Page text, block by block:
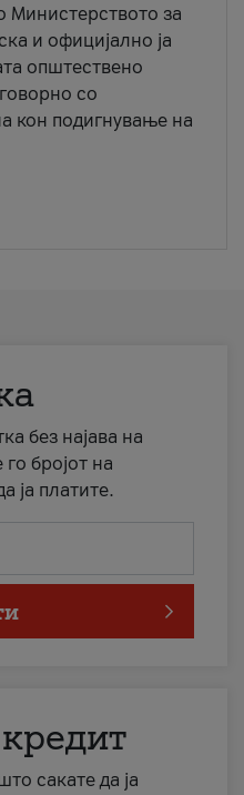
Министерството за
и официјално ја
општествено
со
кон подигнување на
без најава на
бројот на
ја платите.
сакате да ја